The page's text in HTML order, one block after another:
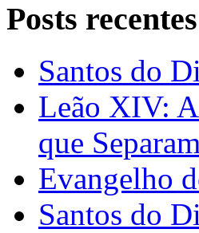
Posts recentes
Santos do
Leão XIV:
que
Evangelho
Santos do